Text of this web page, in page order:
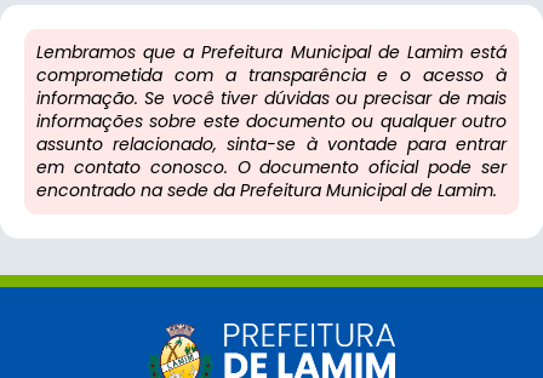
Lembramos que a Prefeitura Municipal de Lamim está
comprometida com a transparência e o acesso à
informação. Se você tiver dúvidas ou precisar de mais
informações sobre este documento ou qualquer outro
assunto relacionado, sinta-se à vontade para entrar
em contato conosco. O documento oficial pode ser
encontrado na sede da Prefeitura Municipal de Lamim.